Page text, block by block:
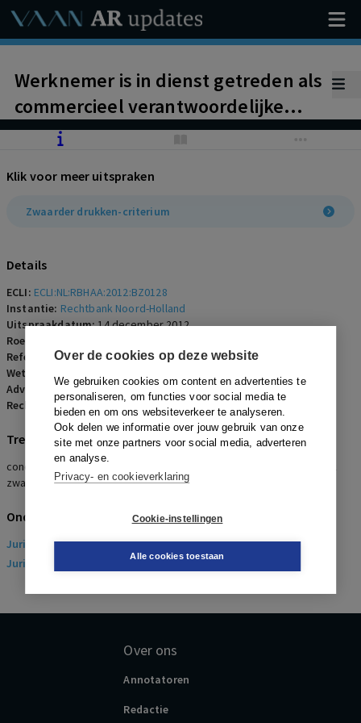
Over de cookies op deze website
We gebruiken cookies om content en advertenties te
personaliseren, om functies voor social media te
bieden en om ons websiteverkeer te analyseren.
Ook delen we informatie over jouw gebruik van onze
site met onze partners voor social media, adverteren
en analyse.
Privacy- en cookieverklaring
Cookie-instellingen
Alle cookies toestaan
Werknemer is in dienst getreden als
commercieel verantwoordelijke
voor het vermarkten van Laaf-
wijzigen in spaar- en
promotieconcepten wordt een
waardoor het concurrentiebeding
aanmerkelijk zwaarder is gaan
drukken
Klik voor meer uitspraken
Zwaarder drukken-criterium
Details
ECLI: ECLI:NL:RBHAA:2012:BZ0128
Instantie: Rechtbank Noord-Holland
Uitspraakdatum:14 december 2012
Roepnaam:
Referentienummer:AR-2013-0085
Wetsartikelen:
Advocaten:H.A. Hoving
Rechters:E.C. Smits
Trefwoorden
concurrentiebeding, wijziging activiteiten werkgever, aanmerkelijk
zwaarder drukken
Onderwerpen
Juridisch> Arbeidsrecht
Juridisch
> Sociaal Zekerheidsrecht
Over ons
Annotatoren
Redactie